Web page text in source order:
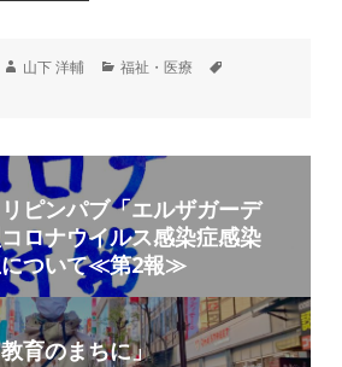
作
山下 洋輔
カ
ー
福祉・医療
リピンパブ「エルザガーデ
ロナウイルス感染症感染
について≪第2報≫
育のまちに」